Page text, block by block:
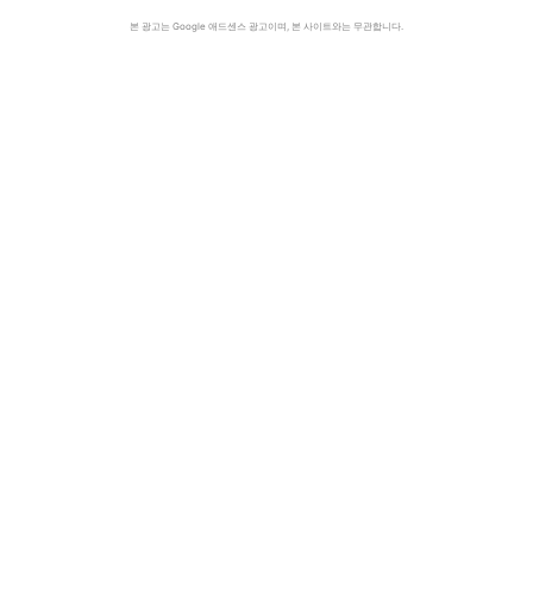
본 광고는 Google 애드센스 광고이며, 본 사이트와는 무관합니다.